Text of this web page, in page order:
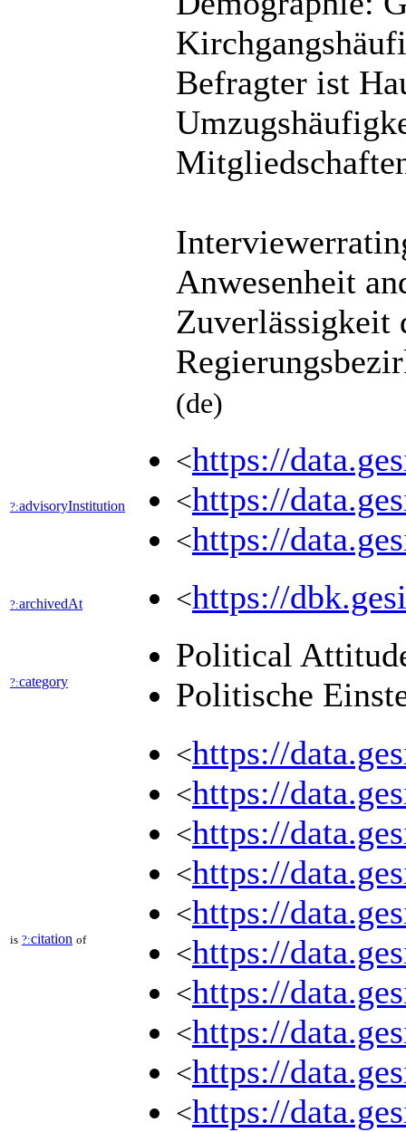
Befragter ist
Anwesenheit
Zuverlässigkeit
(de)
?:advisoryInstitution
<https://
<https://
<https://
?:archivedAt <https://
?:category
Political
Politische
is ?:citation of
<https://
<https://
<https://
<https://
<https://
<https://
<https://
<https://
<https://
<https://